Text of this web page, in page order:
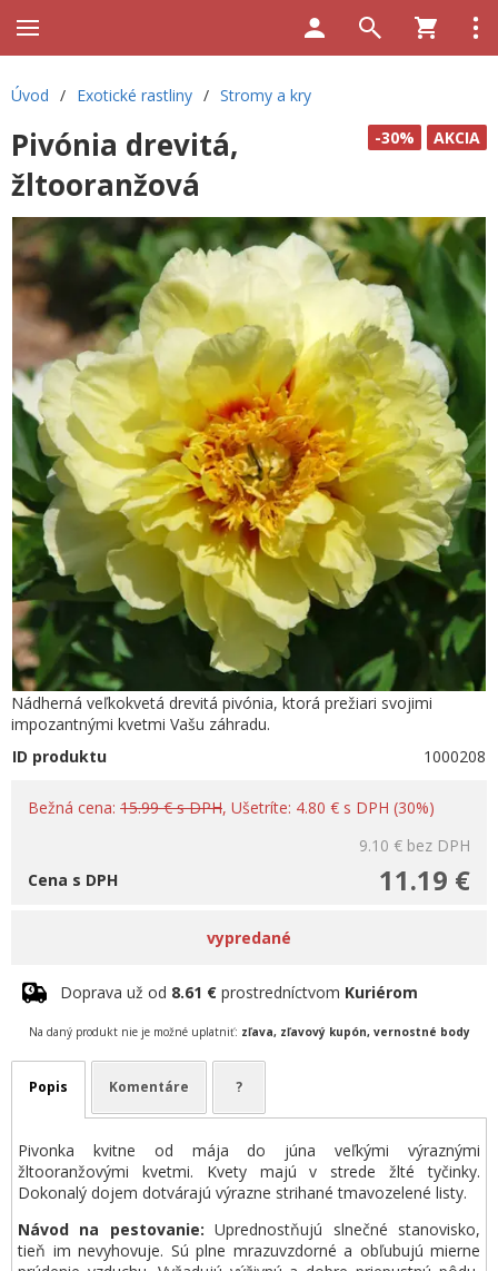
Úvod / Exotické rastliny / Stromy a kry
AKCIA
-30%
Pivónia drevitá,
žltooranžová
Nádherná veľkokvetá drevitá pivónia, ktorá prežiari svojimi
impozantnými kvetmi Vašu záhradu.
ID produktu
1000208
Bežná cena: 15.99 € s DPH, Ušetríte: 4.80 € s DPH (30%)
9.10 € bez DPH
11.19 €
Cena s DPH
vypredané
Doprava už od 8.61 € prostredníctvom Kuriérom
Na daný produkt nie je možné uplatniť: zľava, zľavový kupón, vernostné body
Popis Komentáre ?
Pivonka kvitne od mája do júna veľkými výraznými
žltooranžovými kvetmi. Kvety majú v strede žlté tyčinky.
Dokonalý dojem dotvárajú výrazne strihané tmavozelené listy.
Návod na pestovanie:Uprednostňujú slnečné stanovisko,
tieň im nevyhovuje. Sú plne mrazuvzdorné a obľubujú mierne